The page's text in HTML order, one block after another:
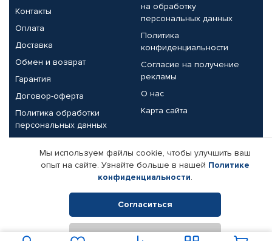
Контакты
Оплата
Доставка
Обмен и возврат
Гарантия
Договор-оферта
Политика обработки
персональных данных
на обработку
персональных данных
Политика
конфиденциальности
Согласие на получение
рекламы
О нас
Карта сайта
Партнерам
Корпоративным клиентам
Поставщикам
Реквизиты компании
© КАМАЗ ЦЕНТР ДОНЕЦК, 2015-2026. Все права защищены.
Мы используем файлы cookie, чтобы улучшить ваш
опыт на сайте. Узнайте больше в нашей Политике
конфиденциальности.
Согласиться
Отклонить